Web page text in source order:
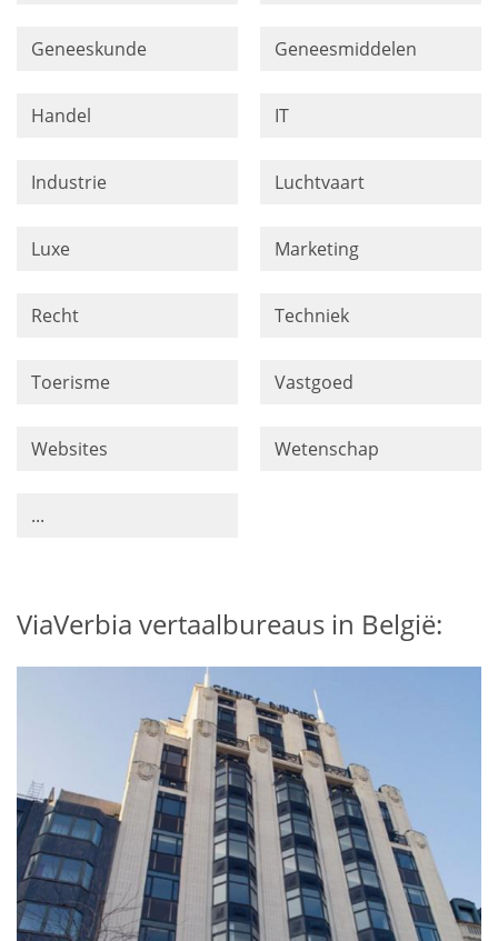
Geneeskunde Geneesmiddelen
Handel IT
Industrie Luchtvaart
Luxe Marketing
Recht Techniek
Toerisme Vastgoed
Websites Wetenschap
...
ViaVerbia vertaalbureaus in België: